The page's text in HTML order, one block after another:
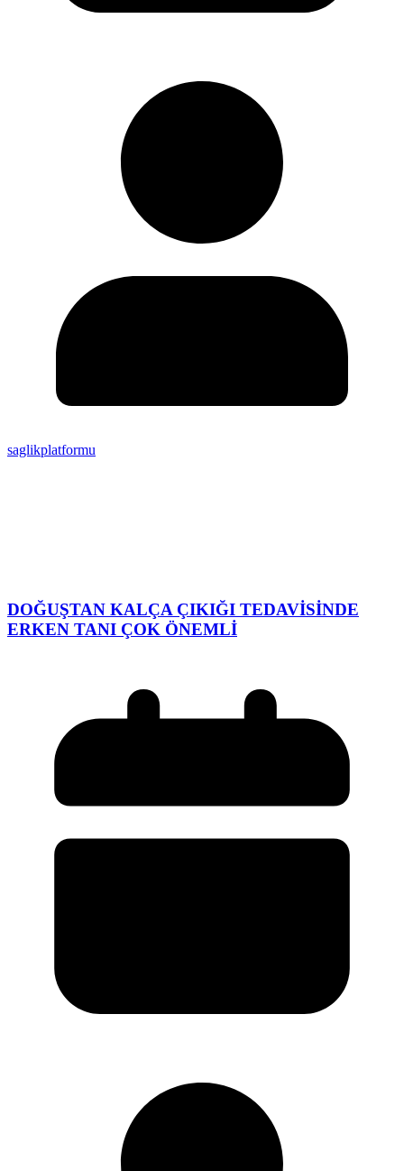
saglikplatformu
DOĞUŞTAN KALÇA ÇIKIĞI TEDAVİSİNDE
ERKEN TANI ÇOK ÖNEMLİ